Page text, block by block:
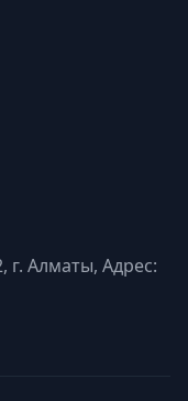
г. Алматы, Адрес: